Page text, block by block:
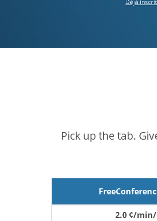
Déjà
Pick up the tab.
2.0 ¢/